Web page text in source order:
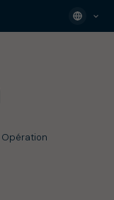
Opération